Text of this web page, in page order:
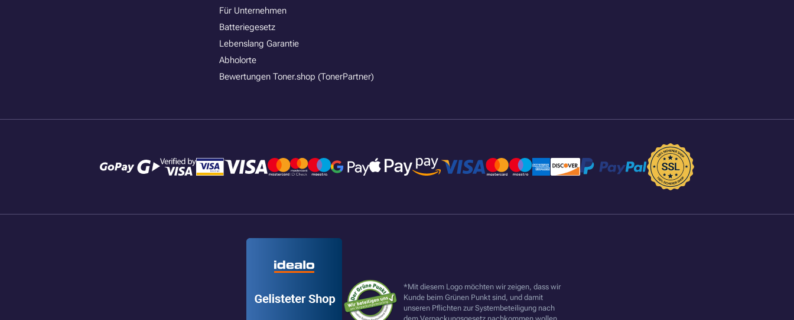
Für Unternehmen
Batteriegesetz
Lebenslang Garantie
Abholorte
Bewertungen Toner.shop (TonerPartner)
*Mit diesem Logo möchten wir zeigen, dass wir
Kunde beim Grünen Punkt sind, und damit
unseren Pflichten zur Systembeteiligung nach